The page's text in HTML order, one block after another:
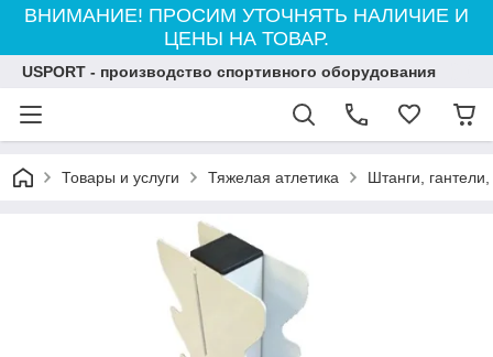
ВНИМАНИЕ! ПРОСИМ УТОЧНЯТЬ НАЛИЧИЕ И
ЦЕНЫ НА ТОВАР.
USPORT - производство спортивного оборудования
Товары и услуги Тяжелая атлетика Штанги,